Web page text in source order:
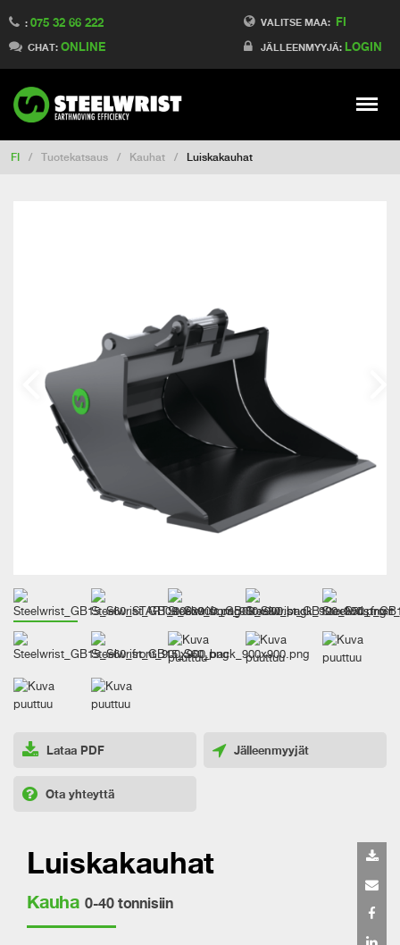
VALITSE MAA: FI
JÄLLEENMYYJÄ: LOGIN
: 075 32 66 222
CHAT: ONLINE
Meny
Switch to France
Switch to Denmark
Switch to China
Switch to Australia
Change market
FI / Tuotekatsaus / Kauhat / Luiskakauhat
Lataa PDF Jälleenmyyjät
Ota yhteyttä
Luiskakauhat
Kauha 0-40 tonnisiin